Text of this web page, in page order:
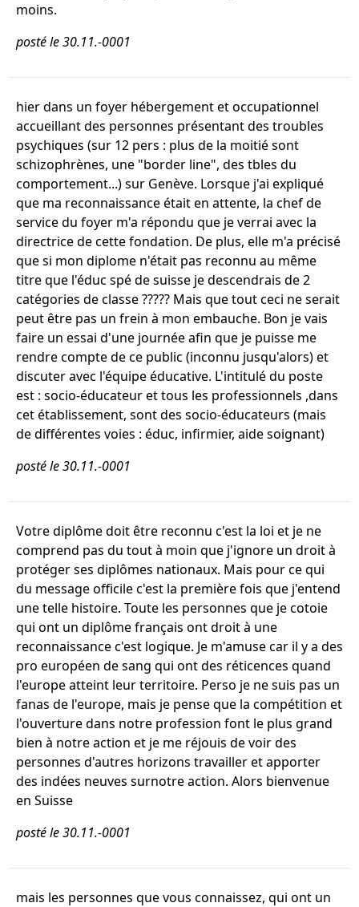
moins.
posté le 30.11.-0001
hier dans un foyer hébergement et occupationnel
accueillant des personnes présentant des troubles
psychiques (sur 12 pers : plus de la moitié sont
schizophrènes, une "border line", des tbles du
comportement...) sur Genève. Lorsque j'ai expliqué
que ma reconnaissance était en attente, la chef de
service du foyer m'a répondu que je verrai avec la
directrice de cette fondation. De plus, elle m'a précisé
que si mon diplome n'était pas reconnu au même
titre que l'éduc spé de suisse je descendrais de 2
catégories de classe ????? Mais que tout ceci ne serait
peut être pas un frein à mon embauche. Bon je vais
faire un essai d'une journée afin que je puisse me
rendre compte de ce public (inconnu jusqu'alors) et
discuter avec l'équipe éducative. L'intitulé du poste
est : socio-éducateur et tous les professionnels ,dans
cet établissement, sont des socio-éducateurs (mais
de différentes voies : éduc, infirmier, aide soignant)
posté le 30.11.-0001
Votre diplôme doit être reconnu c'est la loi et je ne
comprend pas du tout à moin que j'ignore un droit à
protéger ses diplômes nationaux. Mais pour ce qui
du message officile c'est la première fois que j'entend
une telle histoire. Toute les personnes que je cotoie
qui ont un diplôme français ont droit à une
reconnaissance c'est logique. Je m'amuse car il y a des
pro européen de sang qui ont des réticences quand
l'europe atteint leur territoire. Perso je ne suis pas un
fanas de l'europe, mais je pense que la compétition et
l'ouverture dans notre profession font le plus grand
bien à notre action et je me réjouis de voir des
personnes d'autres horizons travailler et apporter
des indées neuves surnotre action. Alors bienvenue
en Suisse
posté le 30.11.-0001
mais les personnes que vous connaissez, qui ont un